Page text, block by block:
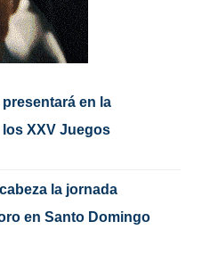
en la
XXV Juegos
la jornada
en Santo Domingo